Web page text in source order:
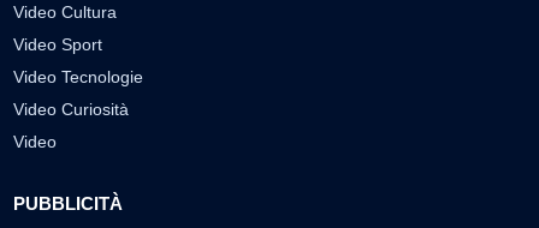
Video Cultura
Video Sport
Video Tecnologie
Video Curiosità
Video
PUBBLICITÀ